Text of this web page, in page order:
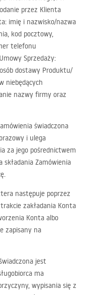
przez Klienta
imię i nazwisko/nazwa
kod pocztowy,
telefonu
Sprzedaży:
dostawy Produktu/
niebędących
nazwy firmy oraz
świadczona
i ulega
za jego pośrednictwem
składania Zamówienia
następuje poprzez
zakładania Konta
Konta albo
zapisany na
jest
ma
wypisania się z